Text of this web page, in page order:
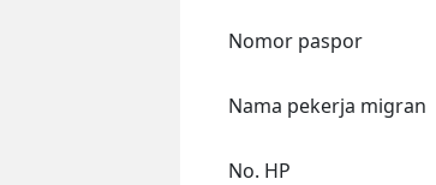
Nomor paspor
Nama pekerja migran
No. HP